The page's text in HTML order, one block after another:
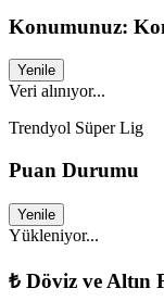
Konumunuz:
Yenile
Veri alınıyor...
Trendyol Süper Lig
Puan Durumu
Yenile
Yükleniyor...
₺ Döviz ve Altın